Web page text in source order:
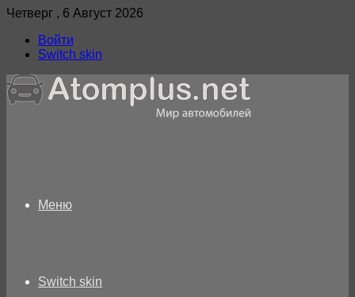
Четверг , 6 Август 2026
Войти
Switch skin
Меню
Switch skin